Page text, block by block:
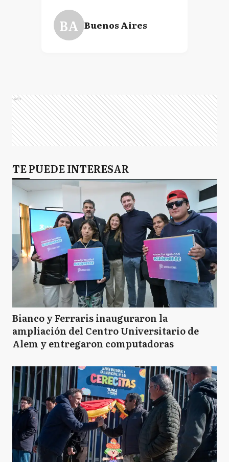
BA Buenos Aires
Ads
TE PUEDE INTERESAR
Bianco y Ferraris inauguraron la
ampliación del Centro Universitario de
Alem y entregaron computadoras